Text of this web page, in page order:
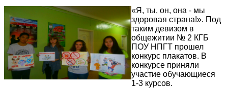
«Я, ты, он, она - мы
здоровая страна!». Под
таким девизом в
общежитии № 2 КГБ
ПОУ НПГТ прошел
конкурс плакатов. В
конкурсе приняли
участие обучающиеся
1-3 курсов.